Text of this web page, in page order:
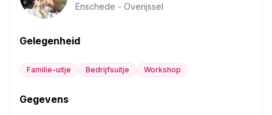
Enschede - Overijssel
Gelegenheid
Familie-uitje Bedrijfsuitje Workshop
Gegevens